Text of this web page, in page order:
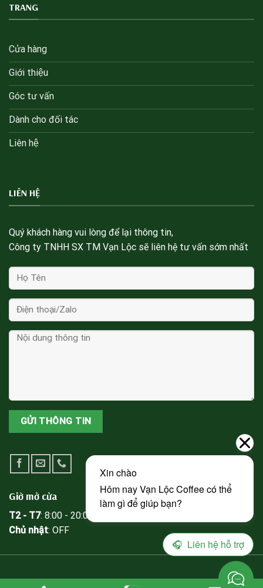
TRANG
Cửa hàng
Giới thiệu
Góc tư vấn
Dành cho đối tác
Liên hệ
LIÊN HỆ
Quý khách hàng vui lòng để lại thông tin,
Công ty TNHH SX TM Vạn Lộc sẽ liên hệ tư vấn sớm nhất
Giờ mở cửa
T2 - T7: 8:00 - 20:00
Chủ nhật: OFF
Website được thiết kế và quản trị bởi Kan Solution